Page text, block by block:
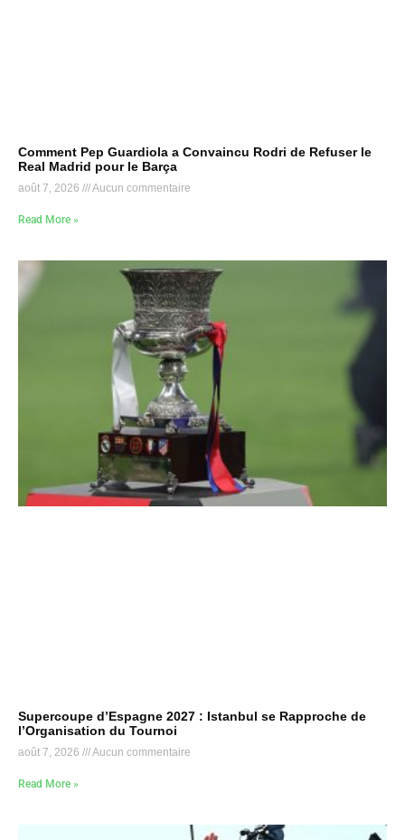
Comment Pep Guardiola a Convaincu Rodri de Refuser le
Real Madrid pour le Barça
août 7, 2026 Aucun commentaire
Read More »
Supercoupe d’Espagne 2027 : Istanbul se Rapproche de
l’Organisation du Tournoi
août 7, 2026 Aucun commentaire
Read More »